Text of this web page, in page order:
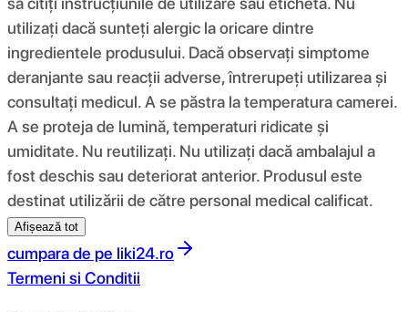
utilizați dacă sunteți alergic la oricare dintre
ingredientele produsului. Dacă observați simptome
deranjante sau reacții adverse, întrerupeți utilizarea și
consultați medicul. A se păstra la temperatura camerei.
A se proteja de lumină, temperaturi ridicate și
umiditate. Nu reutilizați. Nu utilizați dacă ambalajul a
fost deschis sau deteriorat anterior. Produsul este
destinat utilizării de către personal medical calificat.
Afișează tot
cumpara de pe liki24.ro
Termeni si Conditii